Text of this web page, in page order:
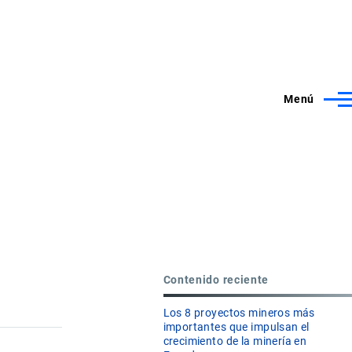
Menú
Contenido reciente
Los 8 proyectos mineros más
importantes que impulsan el
crecimiento de la minería en